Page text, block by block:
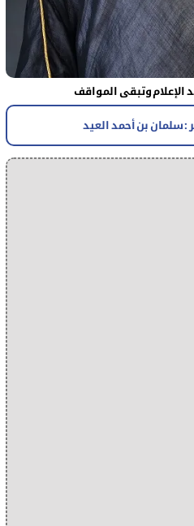
الإعلام وتبقى المواقف
: سلمان بن أحمد العيد